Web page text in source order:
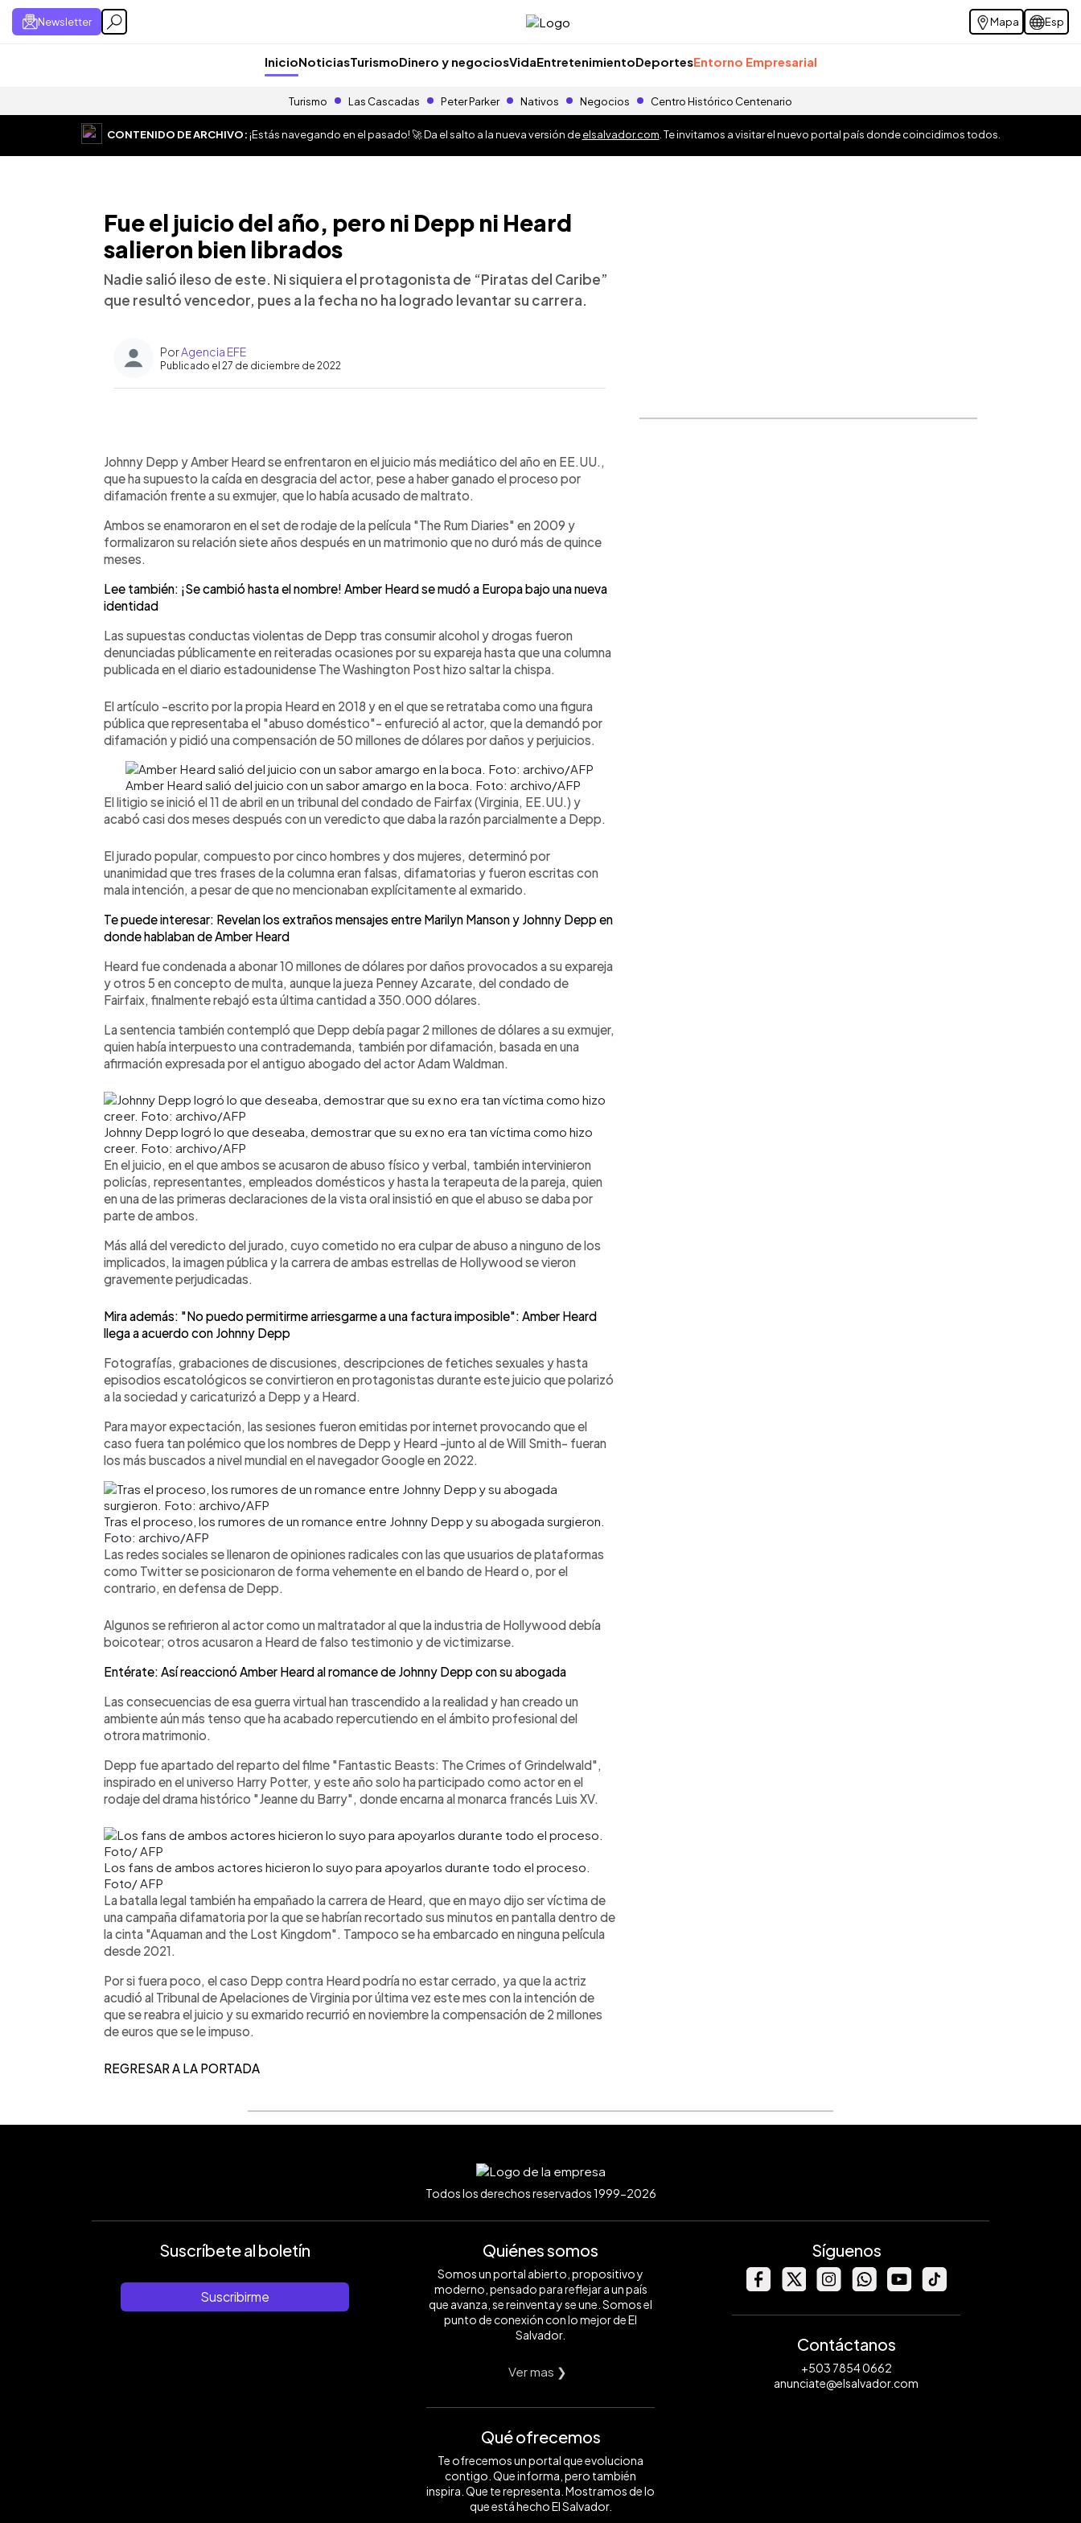
Newsletter Mapa Esp
InicioNoticiasTurismoDinero y negociosVidaEntretenimientoDeportesEntorno Empresarial
Turismo Las Cascadas Peter Parker Nativos Negocios Centro Histórico Centenario
CONTENIDO DE ARCHIVO:¡Estás navegando en el pasado! 🚀 Da el salto a la nueva versión deelsalvador.com . Te invitamos a visitar el nuevo portal país donde coincidimos todos.
Fue el juicio del año, pero ni Depp ni Heard
salieron bien librados
Nadie salió ileso de este. Ni siquiera el protagonista de “Piratas del Caribe”
que resultó vencedor, pues a la fecha no ha logrado levantar su carrera.
PorAgencia EFE
Publicado el 27 de diciembre de 2022
► Escuchar artículo
Johnny Depp y Amber Heard se enfrentaron en el juicio más mediático del año en EE.UU.,
que ha supuesto la caída en desgracia del actor, pese a haber ganado el proceso por
difamación frente a su exmujer, que lo había acusado de maltrato.
Ambos se enamoraron en el set de rodaje de la película "The Rum Diaries" en 2009 y
formalizaron su relación siete años después en un matrimonio que no duró más de quince
meses.
Lee también: ¡Se cambió hasta el nombre! Amber Heard se mudó a Europa bajo una nueva
identidad
Las supuestas conductas violentas de Depp tras consumir alcohol y drogas fueron
denunciadas públicamente en reiteradas ocasiones por su expareja hasta que una columna
publicada en el diario estadounidense The Washington Post hizo saltar la chispa.
El artículo -escrito por la propia Heard en 2018 y en el que se retrataba como una figura
pública que representaba el "abuso doméstico"- enfureció al actor, que la demandó por
difamación y pidió una compensación de 50 millones de dólares por daños y perjuicios.
Amber Heard salió del juicio con un sabor amargo en la boca. Foto: archivo/AFP
El litigio se inició el 11 de abril en un tribunal del condado de Fairfax (Virginia, EE.UU.) y
acabó casi dos meses después con un veredicto que daba la razón parcialmente a Depp.
El jurado popular, compuesto por cinco hombres y dos mujeres, determinó por
unanimidad que tres frases de la columna eran falsas, difamatorias y fueron escritas con
mala intención, a pesar de que no mencionaban explícitamente al exmarido.
Te puede interesar: Revelan los extraños mensajes entre Marilyn Manson y Johnny Depp en
donde hablaban de Amber Heard
Heard fue condenada a abonar 10 millones de dólares por daños provocados a su expareja
y otros 5 en concepto de multa, aunque la jueza Penney Azcarate, del condado de
Fairfaix, finalmente rebajó esta última cantidad a 350.000 dólares.
La sentencia también contempló que Depp debía pagar 2 millones de dólares a su exmujer,
quien había interpuesto una contrademanda, también por difamación, basada en una
afirmación expresada por el antiguo abogado del actor Adam Waldman.
Johnny Depp logró lo que deseaba, demostrar que su ex no era tan víctima como hizo
creer. Foto: archivo/AFP
En el juicio, en el que ambos se acusaron de abuso físico y verbal, también intervinieron
policías, representantes, empleados domésticos y hasta la terapeuta de la pareja, quien
en una de las primeras declaraciones de la vista oral insistió en que el abuso se daba por
parte de ambos.
Más allá del veredicto del jurado, cuyo cometido no era culpar de abuso a ninguno de los
implicados, la imagen pública y la carrera de ambas estrellas de Hollywood se vieron
gravemente perjudicadas.
Mira además: "No puedo permitirme arriesgarme a una factura imposible": Amber Heard
llega a acuerdo con Johnny Depp
Fotografías, grabaciones de discusiones, descripciones de fetiches sexuales y hasta
episodios escatológicos se convirtieron en protagonistas durante este juicio que polarizó
a la sociedad y caricaturizó a Depp y a Heard.
Para mayor expectación, las sesiones fueron emitidas por internet provocando que el
caso fuera tan polémico que los nombres de Depp y Heard -junto al de Will Smith- fueran
los más buscados a nivel mundial en el navegador Google en 2022.
Tras el proceso, los rumores de un romance entre Johnny Depp y su abogada surgieron.
Foto: archivo/AFP
Las redes sociales se llenaron de opiniones radicales con las que usuarios de plataformas
como Twitter se posicionaron de forma vehemente en el bando de Heard o, por el
contrario, en defensa de Depp.
Algunos se refirieron al actor como un maltratador al que la industria de Hollywood debía
boicotear; otros acusaron a Heard de falso testimonio y de victimizarse.
Entérate: Así reaccionó Amber Heard al romance de Johnny Depp con su abogada
Las consecuencias de esa guerra virtual han trascendido a la realidad y han creado un
ambiente aún más tenso que ha acabado repercutiendo en el ámbito profesional del
otrora matrimonio.
Depp fue apartado del reparto del filme "Fantastic Beasts: The Crimes of Grindelwald",
inspirado en el universo Harry Potter, y este año solo ha participado como actor en el
rodaje del drama histórico "Jeanne du Barry", donde encarna al monarca francés Luis XV.
Los fans de ambos actores hicieron lo suyo para apoyarlos durante todo el proceso.
Foto/ AFP
La batalla legal también ha empañado la carrera de Heard, que en mayo dijo ser víctima de
una campaña difamatoria por la que se habrían recortado sus minutos en pantalla dentro de
la cinta "Aquaman and the Lost Kingdom". Tampoco se ha embarcado en ninguna película
desde 2021.
Por si fuera poco, el caso Depp contra Heard podría no estar cerrado, ya que la actriz
acudió al Tribunal de Apelaciones de Virginia por última vez este mes con la intención de
que se reabra el juicio y su exmarido recurrió en noviembre la compensación de 2 millones
de euros que se le impuso.
REGRESAR A LA PORTADA
Todos los derechos reservados 1999-2026
Suscríbete al boletín
Suscribirme
Quiénes somos
Somos un portal abierto, propositivo y
moderno, pensado para reflejar a un país
que avanza, se reinventa y se une. Somos el
punto de conexión con lo mejor de El
Salvador.
Ver mas ❯
Qué ofrecemos
Te ofrecemos un portal que evoluciona
contigo. Que informa, pero también
inspira. Que te representa. Mostramos de lo
que está hecho El Salvador.
Síguenos
Contáctanos
+503 7854 0662
anunciate@elsalvador.com